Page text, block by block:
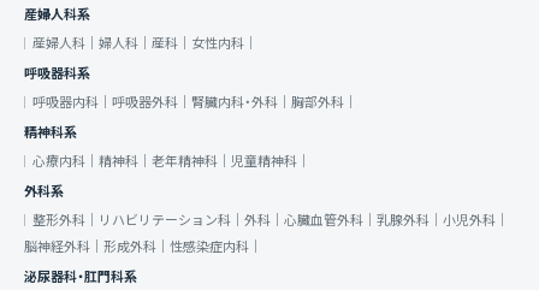
産婦人科系
産婦人科｜ 婦人科｜ 産科｜ 女性内科｜
呼吸器科系
呼吸器内科｜ 呼吸器外科｜ 腎臓内科・外科｜ 胸部外科｜
精神科系
心療内科｜ 精神科｜ 老年精神科｜ 児童精神科｜
外科系
整形外科｜
リハビリテーション科｜ 外科｜ 心臓血管外科｜ 乳腺外科｜ 小児外科｜
脳神経外科｜ 形成外科｜ 性感染症内科｜
泌尿器科・肛門科系